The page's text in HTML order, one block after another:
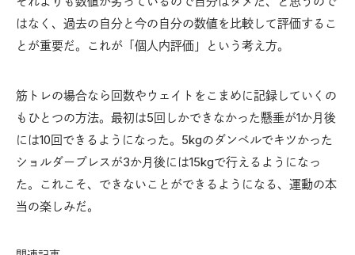
はなく、過去の自分と今の自分の数値を比較して評価するこ
とが重要だ。これが「個人内評価」という考え方。
筋トレの場合なら回数やウェイトをこまめに記録していくの
もひとつの方法。最初は5回しかできなかった懸垂が1か月後
には10回できるようになった。5kgのダンベルでキツかった
ショルダープレスが3か月後には15kgで行えるようになっ
た。これこそ、できないことができるようになる、運動の本
当の楽しみだ。